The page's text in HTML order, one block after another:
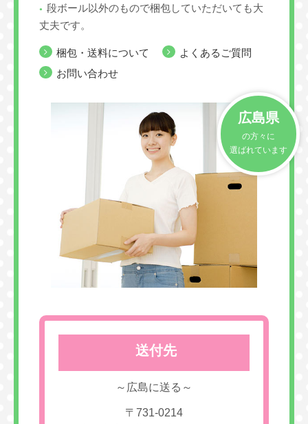
段ボール以外のもので梱包していただいても大
丈夫です。
梱包・送料について
よくあるご質問
お問い合わせ
広島県
の方々に
選ばれています
送付先
～広島に送る～
〒731-0214